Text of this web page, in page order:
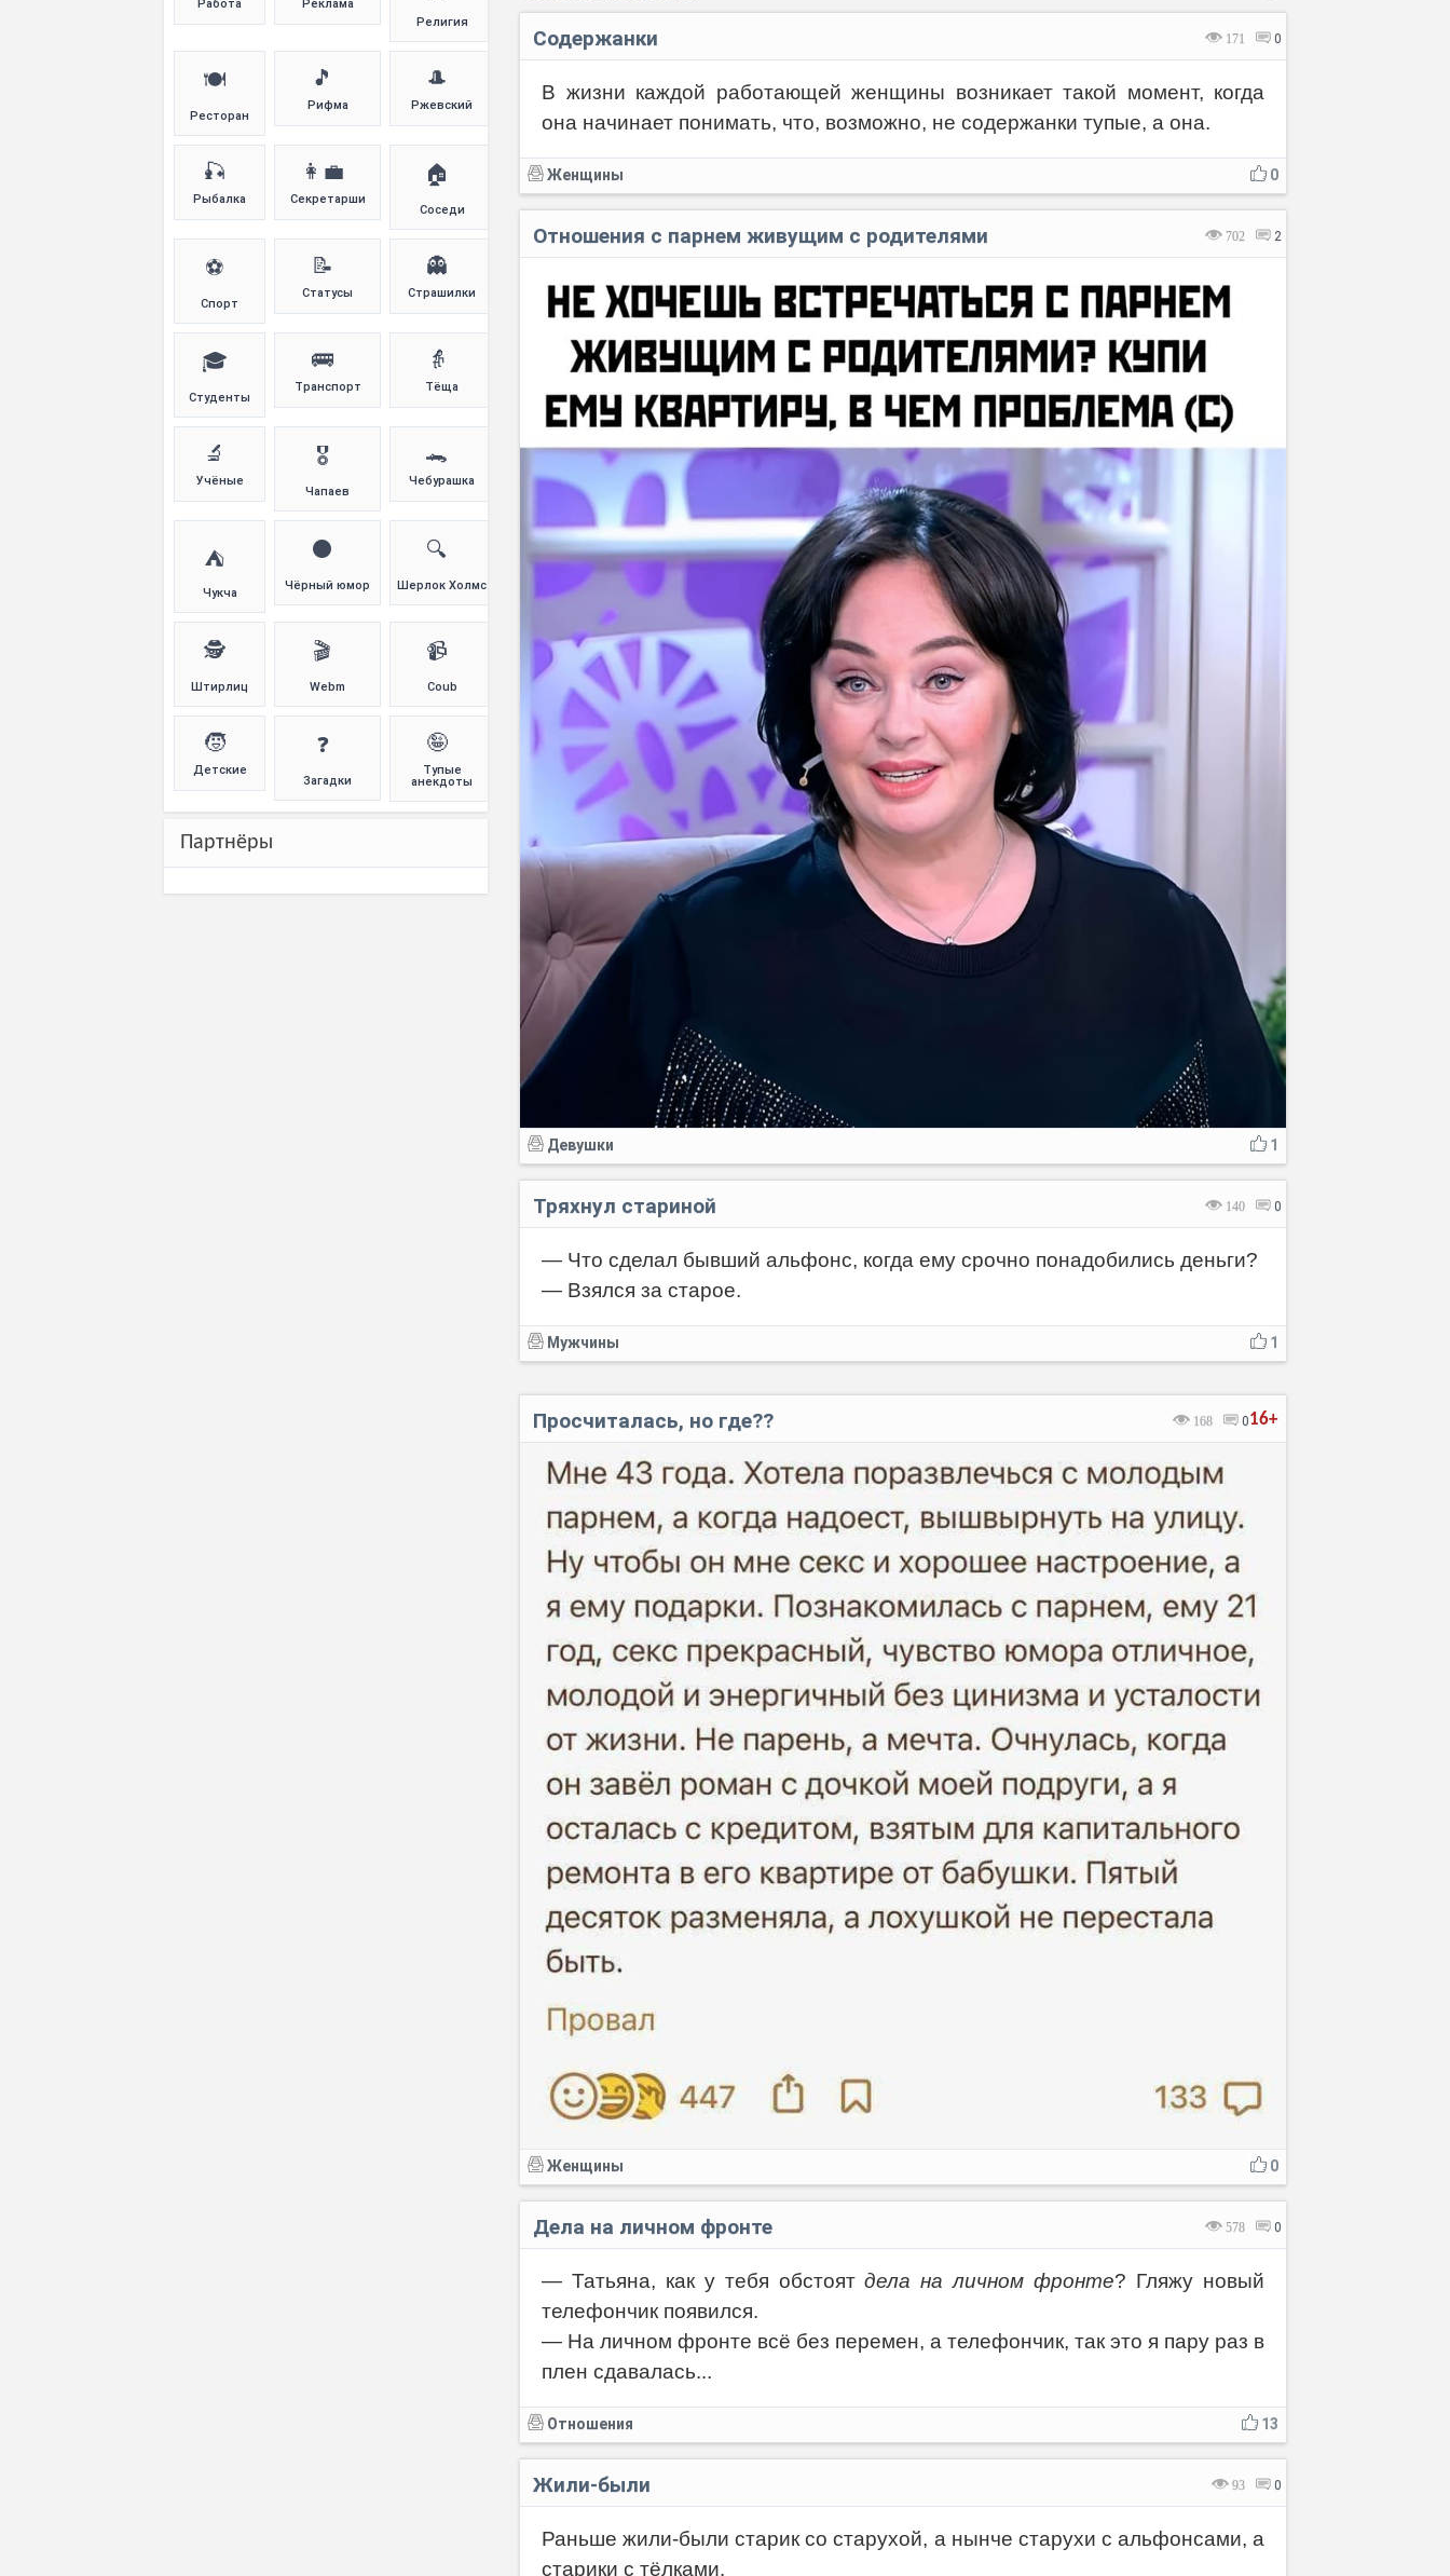
171 0
Содержанки
В жизни каждой работающей женщины возникает такой момент, когда
она начинает понимать, что, возможно, не содержанки тупые, а она.
0
Женщины
702 2
Отношения с парнем живущим с родителями
1
Девушки
140 0
Тряхнул стариной
— Что сделал бывший альфонс, когда ему срочно понадобились деньги?
— Взялся за старое.
1
Мужчины
16+
168 0
Просчиталась, но где??
0
Женщины
578 0
Дела на личном фронте
— Татьяна, как у тебя обстоятдела на личном фронте? Гляжу новый
телефончик появился.
— На личном фронте всё без перемен, а телефончик, так это я пару раз в
плен сдавалась...
13
Отношения
93 0
Жили-были
Раньше жили-были старик со старухой, а нынче старухи с альфонсами, а
старики с тёлками.
Работа Реклама
Религия
🍽️
Ресторан
🎵
Рифма
🎩
Ржевский
🎣
Рыбалка
👩‍💼
Секретарши
🏠
Соседи
⚽
Спорт
📝
Статусы
👻
Страшилки
🎓
Студенты
🚌
Транспорт
👵
Тёща
🔬
Учёные
🎖️
Чапаев
🐊
Чебурашка
⛺
Чукча
⚫
Чёрный юмор
🔍
Шерлок Холмс
🕵️
Штирлиц
🎬
Webm
📹
Coub
🧒
Детские
❓
Загадки
🤪
Тупые
анекдоты
Партнёры